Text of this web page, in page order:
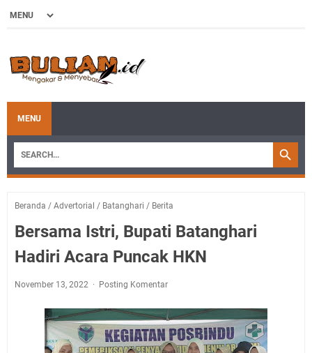
MENU
Beranda / Advertorial / Batanghari / Berita
Bersama Istri, Bupati Batanghari
Hadiri Acara Puncak HKN
November 13, 2022 Posting Komentar